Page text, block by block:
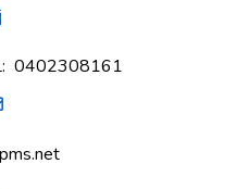
0402308161